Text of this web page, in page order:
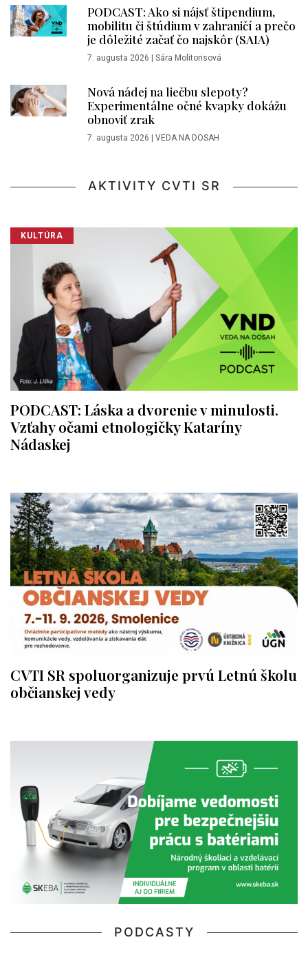
PODCAST: Ako si nájsť štipendium,
mobilitu či štúdium v zahraničí a prečo
je dôležité začať čo najskôr (SAIA)
7. augusta 2026 Sára Molitorisová
Nová nádej na liečbu slepoty?
Experimentálne očné kvapky dokážu
obnoviť zrak
7. augusta 2026 VEDA NA DOSAH
AKTIVITY CVTI SR
KULTÚRA
PODCAST: Láska a dvorenie v minulosti.
Vzťahy očami etnologičky Kataríny
Nádaskej
CVTI SR spoluorganizuje prvú Letnú školu
občianskej vedy
PODCASTY